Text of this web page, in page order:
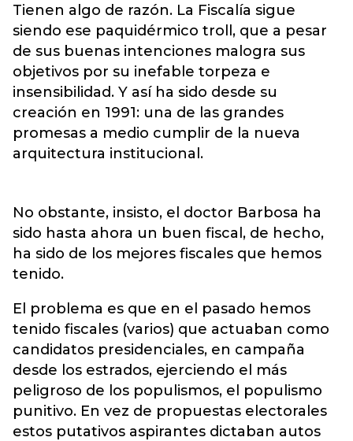
Tienen algo de razón. La Fiscalía sigue
siendo ese paquidérmico troll, que a pesar
de sus buenas intenciones malogra sus
objetivos por su inefable torpeza e
insensibilidad. Y así ha sido desde su
creación en 1991: una de las grandes
promesas a medio cumplir de la nueva
arquitectura institucional.
No obstante, insisto, el doctor Barbosa ha
sido hasta ahora un buen fiscal, de hecho,
ha sido de los mejores fiscales que hemos
tenido.
El problema es que en el pasado hemos
tenido fiscales (varios) que actuaban como
candidatos presidenciales, en campaña
desde los estrados, ejerciendo el más
peligroso de los populismos, el populismo
punitivo. En vez de propuestas electorales
estos putativos aspirantes dictaban autos